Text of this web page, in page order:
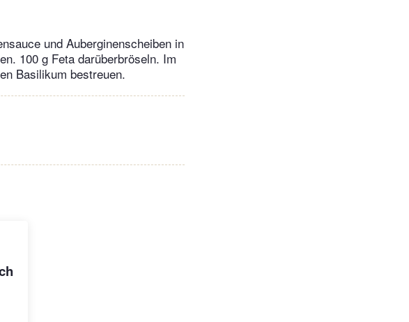
und Auberginenscheiben in
100 g Feta darüberbröseln. Im
Basilikum bestreuen.